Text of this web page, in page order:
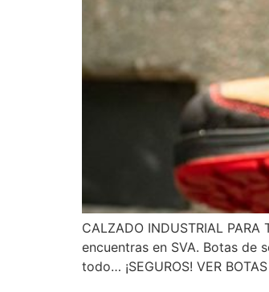
CALZADO INDUSTRIAL
encuentras en SVA. Botas de
todo… ¡SEGUROS! VER